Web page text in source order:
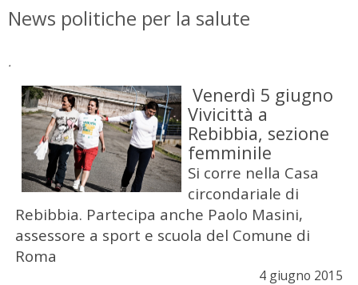
News politiche per la salute
.
Venerdì 5 giugno
Vivicittà a
Rebibbia, sezione
femminile
Si corre nella Casa
circondariale di
Rebibbia. Partecipa anche Paolo Masini,
assessore a sport e scuola del Comune di
Roma
4 giugno 2015